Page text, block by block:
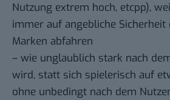
Nutzung extrem hoch, etcpp),
immer auf angebliche
Marken abfahren
– wie unglaublich stark nach
wird, statt sich spielerisch auf
ohne unbedingt nach dem